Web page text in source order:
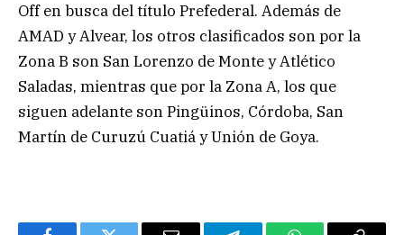
Off en busca del título Prefederal. Además de
AMAD y Alvear, los otros clasificados son por la
Zona B son San Lorenzo de Monte y Atlético
Saladas, mientras que por la Zona A, los que
siguen adelante son Pingüinos, Córdoba, San
Martín de Curuzú Cuatiá y Unión de Goya.